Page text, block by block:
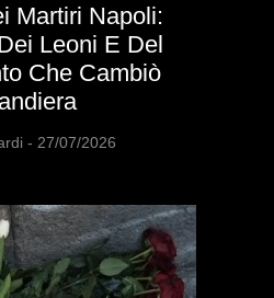
Martiri Napoli:
Leoni E Del
Che Cambiò
27/07/2026